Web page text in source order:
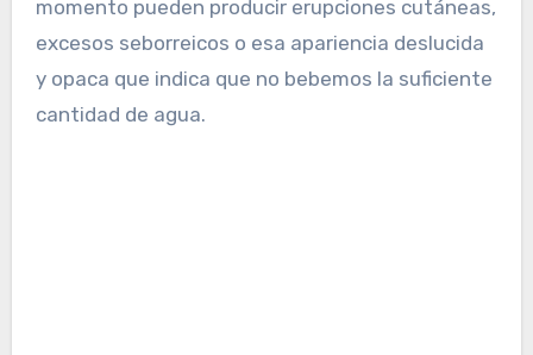
momento pueden producir erupciones cutáneas,
excesos seborreicos o esa apariencia deslucida
y opaca que indica que no bebemos la suficiente
cantidad de agua.